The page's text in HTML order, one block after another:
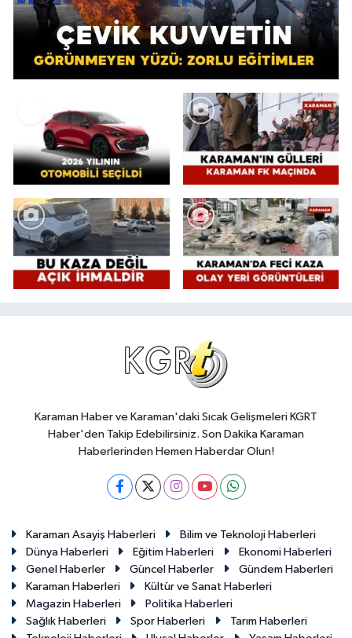
Karaman Haber ve Karaman'daki Sıcak Gelişmeleri KGRT
Haber'den Takip Edebilirsiniz. Son Dakika Karaman
Haberlerinden Hemen Haberdar Olun!
Karaman Asayiş Haberleri
Bilim ve Teknoloji Haberleri
Dünya Haberleri
Eğitim Haberleri
Ekonomi Haberleri
Genel Haberler
Güncel Haberler
Gündem Haberleri
Karaman Haberleri
Kültür ve Sanat Haberleri
Magazin Haberleri
Politika Haberleri
Sağlık Haberleri
Spor Haberleri
Tarım Haberleri